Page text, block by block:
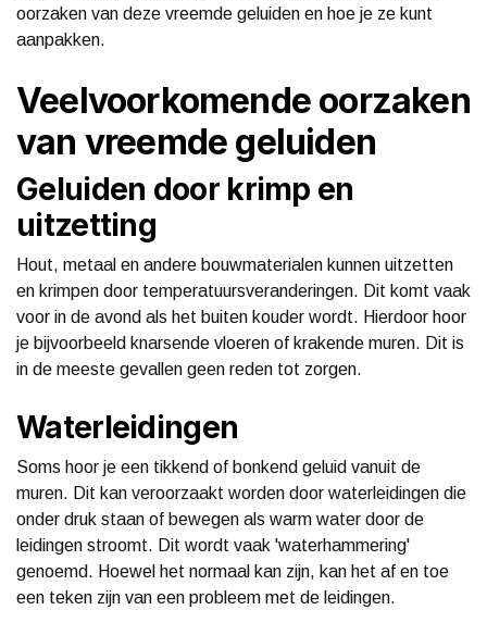
oorzaken van deze vreemde geluiden en hoe je ze kunt
aanpakken.
Veelvoorkomende oorzaken
van vreemde geluiden
Geluiden door krimp en
uitzetting
Hout, metaal en andere bouwmaterialen kunnen uitzetten
en krimpen door temperatuursveranderingen. Dit komt vaak
voor in de avond als het buiten kouder wordt. Hierdoor hoor
je bijvoorbeeld knarsende vloeren of krakende muren. Dit is
in de meeste gevallen geen reden tot zorgen.
Waterleidingen
Soms hoor je een tikkend of bonkend geluid vanuit de
muren. Dit kan veroorzaakt worden door waterleidingen die
onder druk staan of bewegen als warm water door de
leidingen stroomt. Dit wordt vaak 'waterhammering'
genoemd. Hoewel het normaal kan zijn, kan het af en toe
een teken zijn van een probleem met de leidingen.